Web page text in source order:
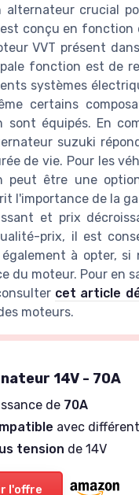
alternateur crucial
conçu en
VVT présent
fonction est de
systèmes
certains
équipés. En
suzuki
de vie. Pour les
peut être une
l'importance de la
et prix
prix, il est
à opter, si
du moteur. Pour en
cet article
moteurs.
14V - 70A
de 70A
avec
tension de 14V
l'offre